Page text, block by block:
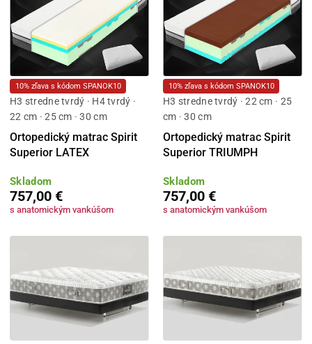
10% zľava s kódom SPANOK10
H3 stredne tvrdý · H4 tvrdý ·
22 cm · 25 cm · 30 cm
Ortopedický matrac Spirit
Superior LATEX
Skladom
757,00 €
s anatomickým vankúšom
10% zľava s kódom SPANOK10
H3 stredne tvrdý · 22 cm · 25
cm · 30 cm
Ortopedický matrac Spirit
Superior TRIUMPH
Skladom
757,00 €
s anatomickým vankúšom